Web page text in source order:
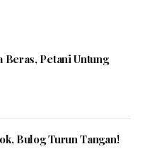
Beras, Petani Untung
Bulog Turun Tangan!